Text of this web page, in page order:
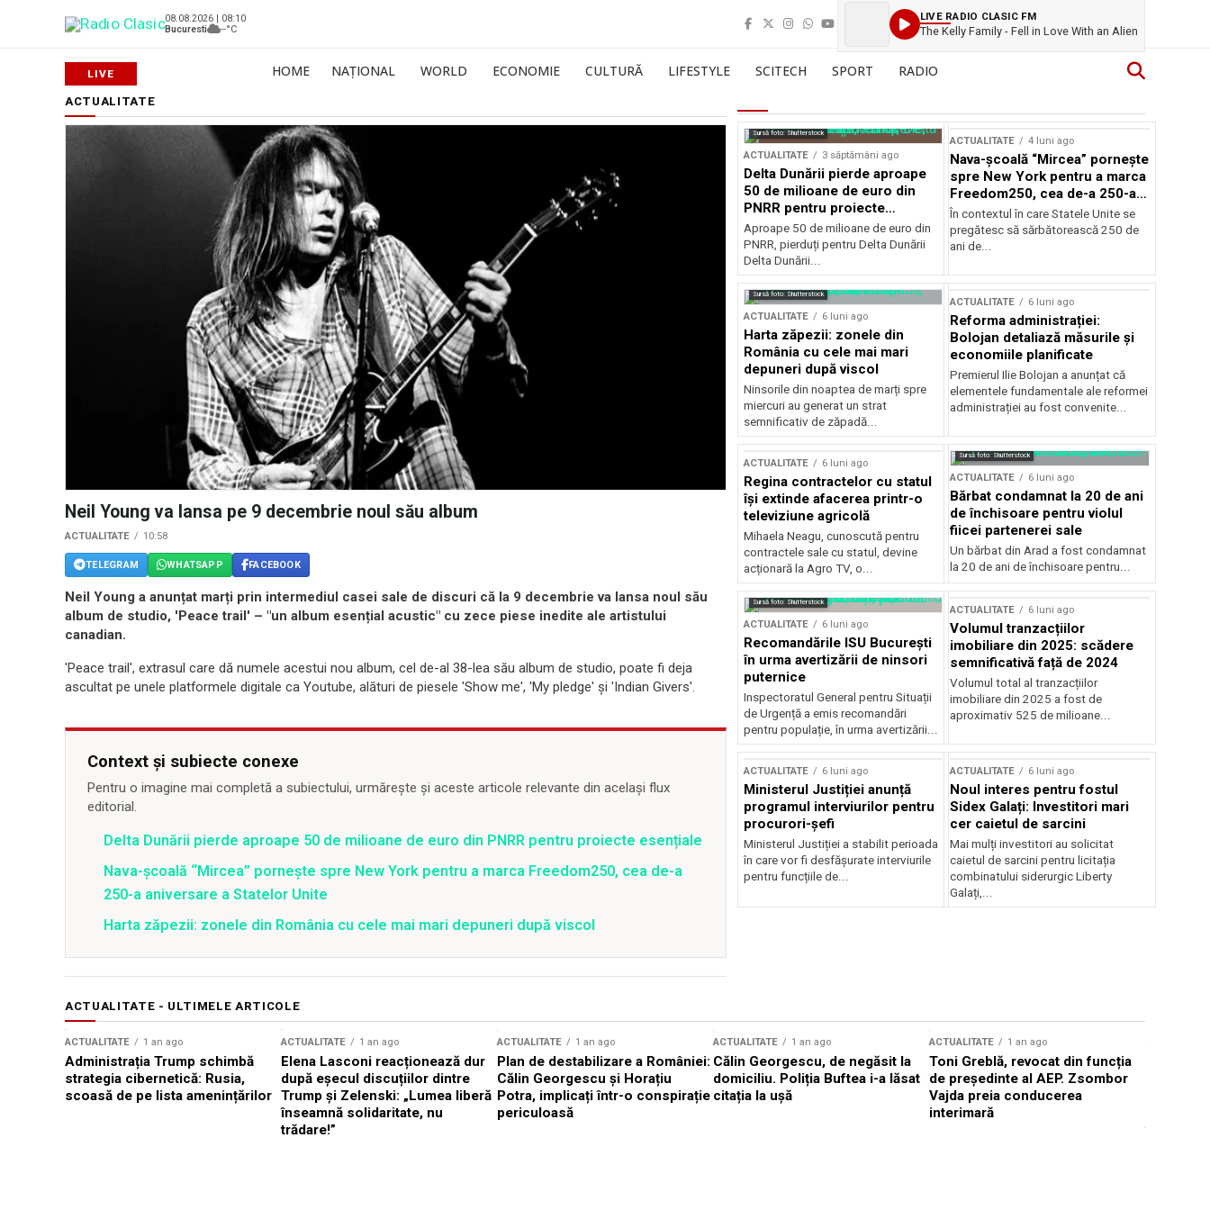
08.08.2026 | 08:10
Bucuresti
--°C
LIVE RADIO CLASIC FM
The Kelly Family - Fell in Love With an Alien
HOME NAȚIONAL WORLD ECONOMIE CULTURĂ LIFESTYLE SCITECH SPORT RADIO
ACTUALITATE
Neil Young va lansa pe 9 decembrie noul său album
ACTUALITATE 10:58
TELEGRAM WHATSAPP FACEBOOK
Neil Young a anunțat marți prin intermediul casei sale de discuri că la 9 decembrie va lansa noul său
album de studio, 'Peace trail' – "un album esențial acustic" cu zece piese inedite ale artistului
canadian.
'Peace trail', extrasul care dă numele acestui nou album, cel de-al 38-lea său album de studio, poate fi deja
ascultat pe unele platformele digitale ca Youtube, alături de piesele 'Show me', 'My pledge' și 'Indian Givers'.
Context și subiecte conexe
Pentru o imagine mai completă a subiectului, urmărește și aceste articole relevante din același flux
editorial.
Delta Dunării pierde aproape 50 de milioane de euro din PNRR pentru proiecte esențiale
Nava-școală “Mircea” pornește spre New York pentru a marca Freedom250, cea de-a
250-a aniversare a Statelor Unite
Harta zăpezii: zonele din România cu cele mai mari depuneri după viscol
Sursă foto: Shutterstock
ACTUALITATE 3 săptămâni ago
Delta Dunării pierde aproape
50 de milioane de euro din
PNRR pentru proiecte
esențiale
Aproape 50 de milioane de euro din
PNRR, pierduți pentru Delta Dunării
Delta Dunării...
ACTUALITATE 4 luni ago
Nava-școală “Mircea” pornește
spre New York pentru a marca
Freedom250, cea de-a 250-a
aniversare a Statelor Unite
În contextul în care Statele Unite se
pregătesc să sărbătorească 250 de
ani de...
Sursă foto: Shutterstock
ACTUALITATE 6 luni ago
Harta zăpezii: zonele din
România cu cele mai mari
depuneri după viscol
Ninsorile din noaptea de marți spre
miercuri au generat un strat
semnificativ de zăpadă...
ACTUALITATE 6 luni ago
Reforma administrației:
Bolojan detaliază măsurile și
economiile planificate
Premierul Ilie Bolojan a anunțat că
elementele fundamentale ale reformei
administrației au fost convenite...
ACTUALITATE 6 luni ago
Regina contractelor cu statul
își extinde afacerea printr-o
televiziune agricolă
Mihaela Neagu, cunoscută pentru
contractele sale cu statul, devine
acționară la Agro TV, o...
Sursă foto: Shutterstock
ACTUALITATE 6 luni ago
Bărbat condamnat la 20 de ani
de închisoare pentru violul
fiicei partenerei sale
Un bărbat din Arad a fost condamnat
la 20 de ani de închisoare pentru...
Sursă foto: Shutterstock
ACTUALITATE 6 luni ago
Recomandările ISU București
în urma avertizării de ninsori
puternice
Inspectoratul General pentru Situații
de Urgență a emis recomandări
pentru populație, în urma avertizării...
ACTUALITATE 6 luni ago
Volumul tranzacțiilor
imobiliare din 2025: scădere
semnificativă față de 2024
Volumul total al tranzacțiilor
imobiliare din 2025 a fost de
aproximativ 525 de milioane...
ACTUALITATE 6 luni ago
Ministerul Justiției anunță
programul interviurilor pentru
procurori-șefi
Ministerul Justiției a stabilit perioada
în care vor fi desfășurate interviurile
pentru funcțiile de...
ACTUALITATE 6 luni ago
Noul interes pentru fostul
Sidex Galați: Investitori mari
cer caietul de sarcini
Mai mulți investitori au solicitat
caietul de sarcini pentru licitația
combinatului siderurgic Liberty
Galați,...
ACTUALITATE - ULTIMELE ARTICOLE
ACTUALITATE 1 an ago
Administrația Trump schimbă
strategia cibernetică: Rusia,
scoasă de pe lista amenințărilor
ACTUALITATE 1 an ago
Elena Lasconi reacționează dur
după eșecul discuțiilor dintre
Trump și Zelenski: „Lumea liberă
înseamnă solidaritate, nu
trădare!”
ACTUALITATE 1 an ago
Plan de destabilizare a României:
Călin Georgescu și Horațiu
Potra, implicați într-o conspirație
periculoasă
ACTUALITATE 1 an ago
Călin Georgescu, de negăsit la
domiciliu. Poliția Buftea i-a lăsat
citația la ușă
ACTUALITATE 1 an ago
Toni Greblă, revocat din funcția
de președinte al AEP. Zsombor
Vajda preia conducerea
interimară